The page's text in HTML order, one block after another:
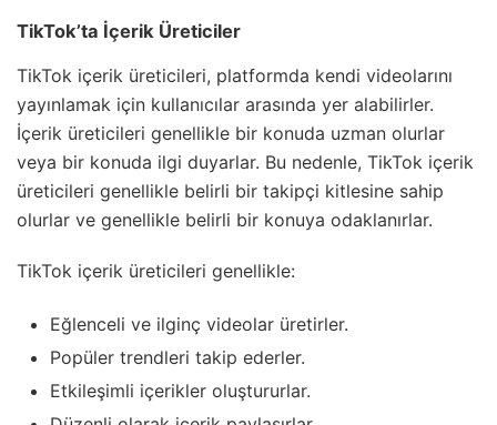
TikTok’ta İçerik Üreticiler
TikTok içerik üreticileri, platformda kendi videolarını
yayınlamak için kullanıcılar arasında yer alabilirler.
İçerik üreticileri genellikle bir konuda uzman olurlar
veya bir konuda ilgi duyarlar. Bu nedenle, TikTok içerik
üreticileri genellikle belirli bir takipçi kitlesine sahip
olurlar ve genellikle belirli bir konuya odaklanırlar.
TikTok içerik üreticileri genellikle:
Eğlenceli ve ilginç videolar üretirler.
Popüler trendleri takip ederler.
Etkileşimli içerikler oluştururlar.